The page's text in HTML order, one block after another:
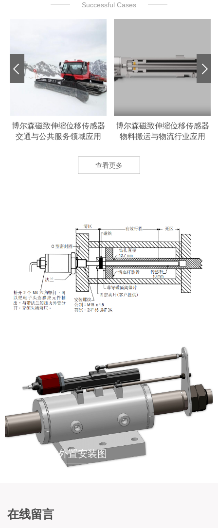
Successful Cases
博尔森磁致伸缩位移传感器
交通与公共服务领域应用
博尔森磁致伸缩位移传感器
物料搬运与物流行业应用
查看更多
液压油缸内置安装示意图
液压油缸外置安装图
在线留言